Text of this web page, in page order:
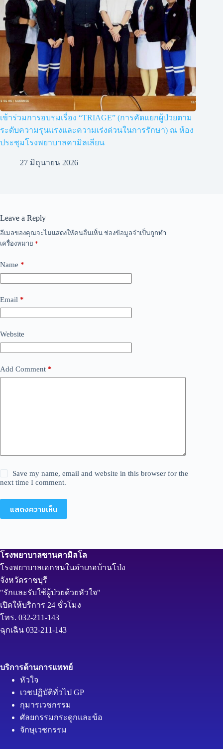
เข้าร่วมการอบรมเรื่อง “TRIAGE” (การคัดแยกผู้ป่วยตาม
ระดับความรุนแรงและความเร่งด่วนในการรักษา) ณ ห้อง
ประชุมโรงพยาบาลคามิลเลียน
27 มิถุนายน 2026
Leave a Reply
อีเมลของคุณจะไม่แสดงให้คนอื่นเห็น ช่องข้อมูลจำเป็นถูกทำ
เครื่องหมาย *
Name *
Email *
Website
Add Comment *
Save my name, email and website in this browser for the
next time I comment.
แสดงความเห็น
โรงพยาบาลซานคามิลโล
โรงพยาบาลเอกชนในอำเภอบ้านโป่ง
จังหวัดราชบุรี
"รักและรับใช้ผู้ป่วยด้วยหัวใจ"
เปิดให้บริการ 24 ชั่วโมง
โทร. 032-211-143
ฉุกเฉิน 032-211-143
บริการด้านการแพทย์
หัวใจ
เวชปฏิบัติทั่วไป GP
กุมารเวชกรรม
ศัลยกรรมกระดูกและข้อ
จักษุเวชกรรม